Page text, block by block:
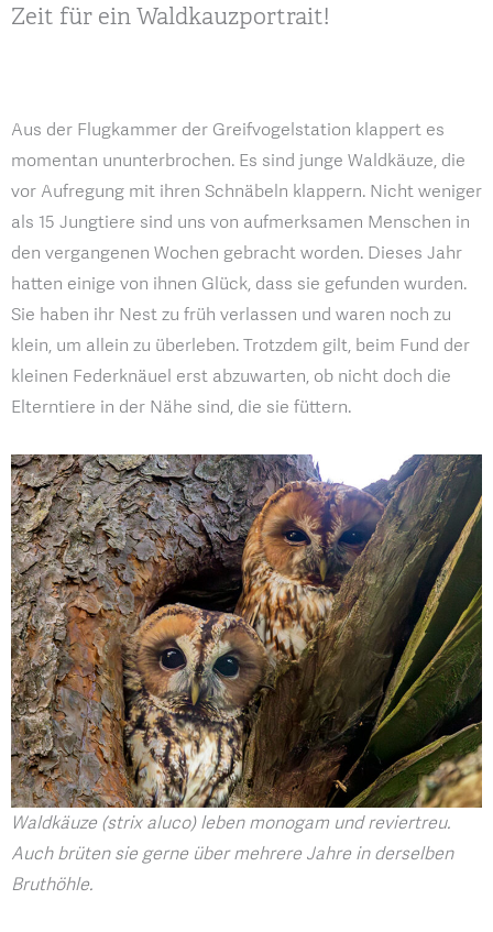
Zeit für ein Waldkauzportrait!
Aus der Flugkammer der Greifvogelstation klappert es
momentan ununterbrochen. Es sind junge Waldkäuze, die
vor Aufregung mit ihren Schnäbeln klappern. Nicht weniger
als 15 Jungtiere sind uns von aufmerksamen Menschen in
den vergangenen Wochen gebracht worden. Dieses Jahr
hatten einige von ihnen Glück, dass sie gefunden wurden.
Sie haben ihr Nest zu früh verlassen und waren noch zu
klein, um allein zu überleben. Trotzdem gilt, beim Fund der
kleinen Federknäuel erst abzuwarten, ob nicht doch die
Elterntiere in der Nähe sind, die sie füttern.
Waldkäuze (strix aluco) leben monogam und reviertreu.
Auch brüten sie gerne über mehrere Jahre in derselben
Bruthöhle.